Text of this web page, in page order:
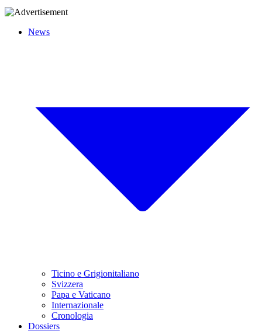
News
Ticino e Grigionitaliano
Svizzera
Papa e Vaticano
Internazionale
Cronologia
Dossiers